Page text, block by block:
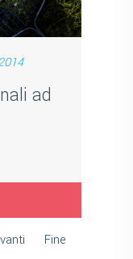
ad
Fine